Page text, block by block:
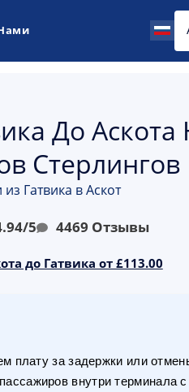
До
Стерлингов
из Гатвика в Аскот
/5 4469 Отзывы
до Гатвика от £113.00
плату за задержки или
внутри терминала